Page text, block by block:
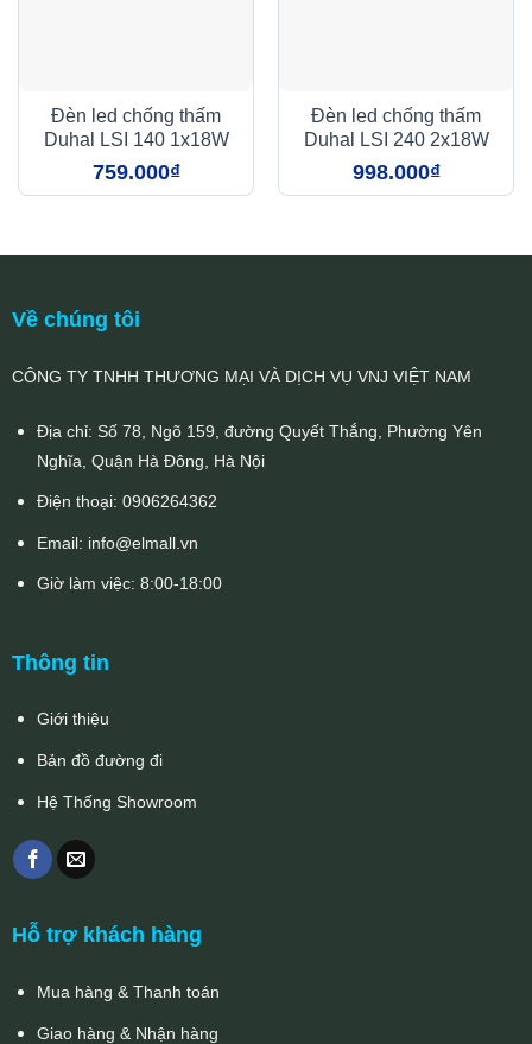
Đèn led chống thấm
Duhal LSI 140 1x18W
759.000₫
Đèn led chống thấm
Duhal LSI 240 2x18W
998.000₫
Về chúng tôi
CÔNG TY TNHH THƯƠNG MẠI VÀ DỊCH VỤ VNJ VIỆT NAM
Địa chỉ: Số 78, Ngõ 159, đường Quyết Thắng, Phường Yên
Nghĩa, Quận Hà Đông, Hà Nội
Điện thoại: 0906264362
Email: info@elmall.vn
Giờ làm việc: 8:00-18:00
Thông tin
Giới thiệu
Bản đồ đường đi
Hệ Thống Showroom
Hỗ trợ khách hàng
Mua hàng & Thanh toán
Giao hàng & Nhận hàng